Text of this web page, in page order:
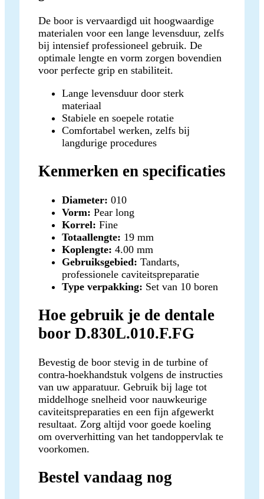
De boor is vervaardigd uit hoogwaardige
materialen voor een lange levensduur, zelfs
bij intensief professioneel gebruik. De
optimale lengte en vorm zorgen bovendien
voor perfecte grip en stabiliteit.
Lange levensduur door sterk
materiaal
Stabiele en soepele rotatie
Comfortabel werken, zelfs bij
langdurige procedures
Kenmerken en specificaties
Diameter: 010
Vorm: Pear long
Korrel: Fine
Totaallengte: 19 mm
Koplengte: 4.00 mm
Gebruiksgebied: Tandarts,
professionele caviteitspreparatie
Type verpakking: Set van 10 boren
Hoe gebruik je de dentale
boor D.830L.010.F.FG
Bevestig de boor stevig in de turbine of
contra‑hoekhandstuk volgens de instructies
van uw apparatuur. Gebruik bij lage tot
middelhoge snelheid voor nauwkeurige
caviteitspreparaties en een fijn afgewerkt
resultaat. Zorg altijd voor goede koeling
om oververhitting van het tandoppervlak te
voorkomen.
Bestel vandaag nog